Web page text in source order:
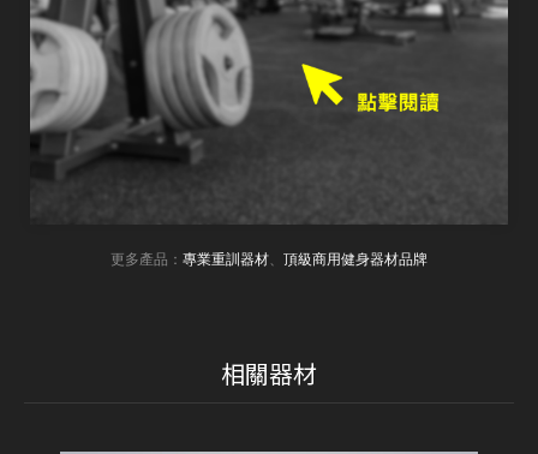
更多產品： 專業重訓器材 頂級商用健身器材品牌
相關器材